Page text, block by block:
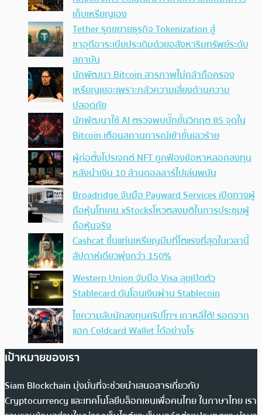
เก็บเหรียญเอง
Tether รุกขยายธุรกิจ Tokenization สู่
ซาอุดีอาระเบียประเดิมด้วยอสังหาริมทรัพย์ระดับ
สถาบัน
นักพัฒนา Bitcoin สารภาพไม่กล้าถือครอง
เหรียญเยอะเพราะกลัวความเสี่ยงด้านความ
ปลอดภัย
นักพัฒนาใช้ AI ตรวจพบบั๊กขั้นวิกฤต 85 จุดใน
Bitcoin เตือนสถานการณ์เข้าขั้นเลวร้าย
ผู้ก่อตั้งโปรเจกต์ NFT ถูกฟ้องข้อหาหลอกลงทุน
หลังนำเงิน 10 ล้านดอลลาร์ไปเล่นพนัน
Broadridge จับมือ Payward Services เปิดทางผู้
ถือหุ้นโทเคน xStocksโหวตลงมติในการประชุมผู้
ถือหุ้นจริง
Cashcat ขึ้นแท่นเหรียญมีมที่โตแรงที่สุดในเวลานี้
สัปดาห์เดียวพุ่งกว่า 150%
Western Union จับมือ Visa ลุยเปิดตัว
Stablecard ดันโอนเงินผ่าน Stablecoin
ไขความลับนักลงทุนคริปโทฯ เกาหลีใต้! รอดจาก
แฮก Coldcard Wallet ได้อย่างไร
เป้าหมายของเรา
Siam Blockchain มุ่งมั่นที่จะช่วยนำเสนอสารเกี่ยวกับ
Cryptocurrency และเทคโนโลยีบล็อกเชนเพื่อคนไทย ในภาษาไทย เรา